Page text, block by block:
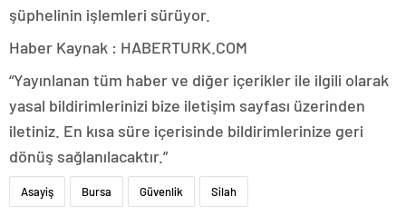
şüphelinin işlemleri sürüyor.
Haber Kaynak : HABERTURK.COM
“Yayınlanan tüm haber ve diğer içerikler ile ilgili olarak
yasal bildirimlerinizi bize iletişim sayfası üzerinden
iletiniz. En kısa süre içerisinde bildirimlerinize geri
dönüş sağlanılacaktır.”
Asayiş Bursa Güvenlik Silah